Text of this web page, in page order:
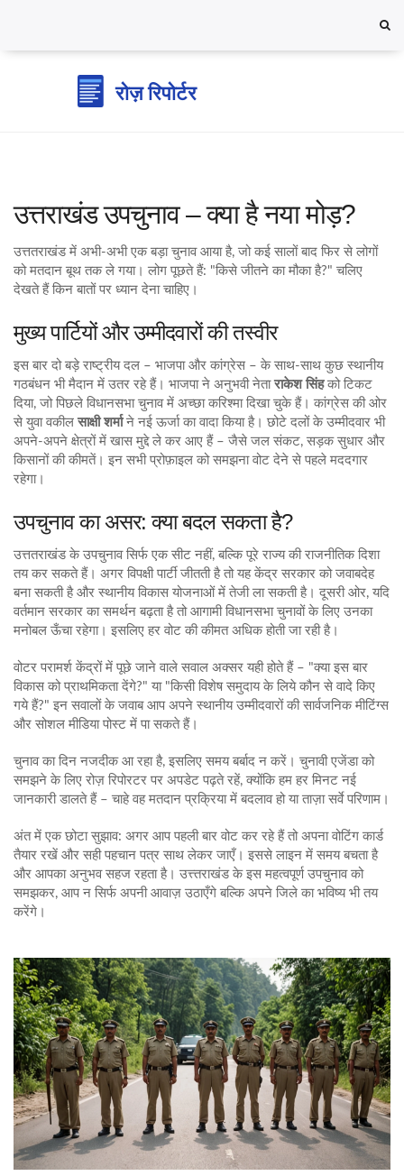
उत्तराखंड उपचुनाव – क्या है नया मोड़?
उत्ततराखंड में अभी‑अभी एक बड़ा चुनाव आया है, जो कई सालों बाद फिर से लोगों
को मतदान बूथ तक ले गया। लोग पूछते हैं: "किसे जीतने का मौका है?" चलिए
देखते हैं किन बातों पर ध्यान देना चाहिए।
मुख्य पार्टियों और उम्मीदवारों की तस्वीर
इस बार दो बड़े राष्ट्रीय दल – भाजपा और कांग्रेस – के साथ-साथ कुछ स्थानीय
गठबंधन भी मैदान में उतर रहे हैं। भाजपा ने अनुभवी नेता राकेश सिंहको टिकट
दिया, जो पिछले विधानसभा चुनाव में अच्छा करिश्मा दिखा चुके हैं। कांग्रेस की ओर
से युवा वकील साक्षी शर्माने नई ऊर्जा का वादा किया है। छोटे दलों के उम्मीदवार भी
अपने-अपने क्षेत्रों में खास मुद्दे ले कर आए हैं – जैसे जल संकट, सड़क सुधार और
किसानों की कीमतें। इन सभी प्रोफ़ाइल को समझना वोट देने से पहले मददगार
रहेगा।
उपचुनाव का असर: क्या बदल सकता है?
उत्ततराखंड के उपचुनाव सिर्फ एक सीट नहीं, बल्कि पूरे राज्य की राजनीतिक दिशा
तय कर सकते हैं। अगर विपक्षी पार्टी जीतती है तो यह केंद्र सरकार को जवाबदेह
बना सकती है और स्थानीय विकास योजनाओं में तेजी ला सकती है। दूसरी ओर, यदि
वर्तमान सरकार का समर्थन बढ़ता है तो आगामी विधानसभा चुनावों के लिए उनका
मनोबल ऊँचा रहेगा। इसलिए हर वोट की कीमत अधिक होती जा रही है।
वोटर परामर्श केंद्रों में पूछे जाने वाले सवाल अक्सर यही होते हैं – "क्या इस बार
विकास को प्राथमिकता देंगे?" या "किसी विशेष समुदाय के लिये कौन से वादे किए
गये हैं?" इन सवालों के जवाब आप अपने स्थानीय उम्मीदवारों की सार्वजनिक मीटिंग्स
और सोशल मीडिया पोस्ट में पा सकते हैं।
चुनाव का दिन नजदीक आ रहा है, इसलिए समय बर्बाद न करें। चुनावी एजेंडा को
समझने के लिए रोज़ रिपोरटर पर अपडेट पढ़ते रहें, क्योंकि हम हर मिनट नई
जानकारी डालते हैं – चाहे वह मतदान प्रक्रिया में बदलाव हो या ताज़ा सर्वे परिणाम।
अंत में एक छोटा सुझाव: अगर आप पहली बार वोट कर रहे हैं तो अपना वोटिंग कार्ड
तैयार रखें और सही पहचान पत्र साथ लेकर जाएँ। इससे लाइन में समय बचता है
और आपका अनुभव सहज रहता है। उत्त्तराखंड के इस महत्वपूर्ण उपचुनाव को
समझकर, आप न सिर्फ अपनी आवाज़ उठाएँगे बल्कि अपने जिले का भविष्य भी तय
करेंगे।